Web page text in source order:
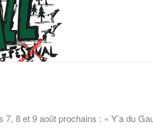
8 et 9 août prochains : « Y’a du